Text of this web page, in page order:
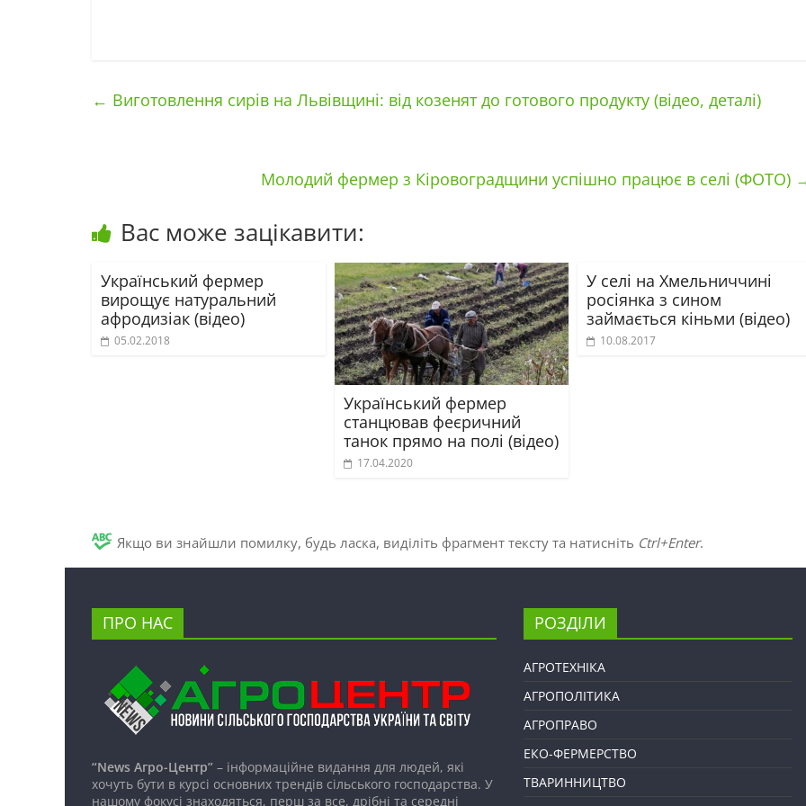
← Виготовлення сирів на Львівщині: від козенят до готового продукту (відео, деталі)
Молодий фермер з Кіровоградщини успішно працює в селі (ФОТО)
Вас може зацікавити:
Український фермер
вирощує натуральний
афродизіак (відео)
05.02.2018
Український фермер
станцював феєричний
танок прямо на полі (відео)
17.04.2020
У селі на Хмельниччині
росіянка з сином
займається кіньми (відео)
10.08.2017
Якщо ви знайшли помилку, будь ласка, виділіть фрагмент тексту та натисніть Ctrl+Enter.
ПРО НАС
“News Агро-Центр” – інформаційне видання для людей, які
хочуть бути в курсі основних трендів сільського господарства. У
нашому фокусі знаходяться, перш за все, дрібні та середні
РОЗДІЛИ
АГРОТЕХНІКА
АГРОПОЛІТИКА
АГРОПРАВО
ЕКО-ФЕРМЕРСТВО
ТВАРИННИЦТВО